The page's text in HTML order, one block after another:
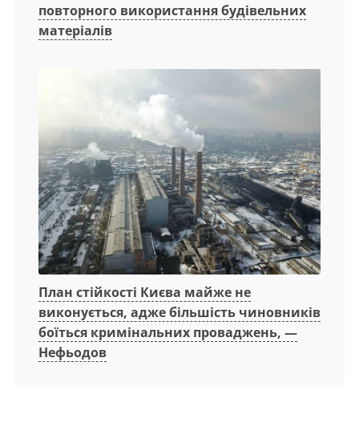
повторного використання будівельних
матеріалів
План стійкості Києва майже не
виконується, адже більшість чиновників
боїться кримінальних проваджень, —
Нефьодов